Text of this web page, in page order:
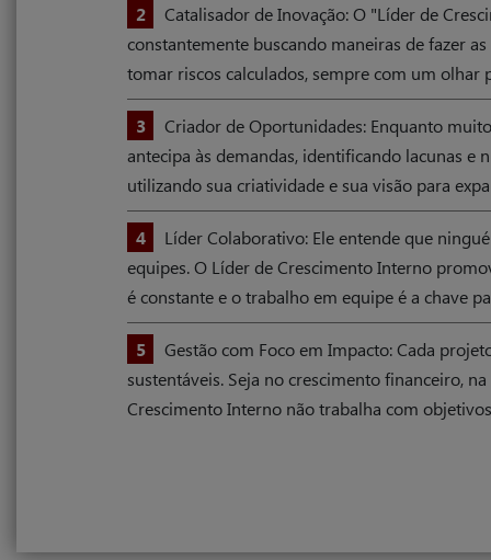
2
Catalisador de Inovação: O "Líder de
constantemente buscando maneiras de fazer
tomar riscos calculados, sempre com um olhar
3
Criador de Oportunidades: Enquanto
antecipa às demandas, identificando lacunas e
utilizando sua criatividade e sua visão para
4
Líder Colaborativo: Ele entende que
equipes. O Líder de Crescimento Interno
é constante e o trabalho em equipe é a chave
5
Gestão com Foco em Impacto: Cada
sustentáveis. Seja no crescimento financeiro,
Crescimento Interno não trabalha com